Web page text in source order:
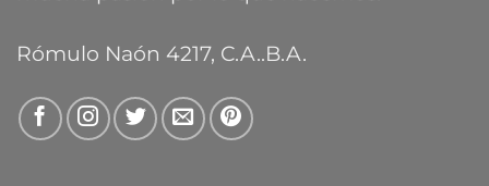
Rómulo Naón 4217, C.A..B.A.